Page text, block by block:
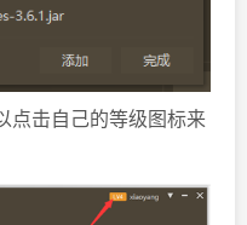
击自己的等级图标来